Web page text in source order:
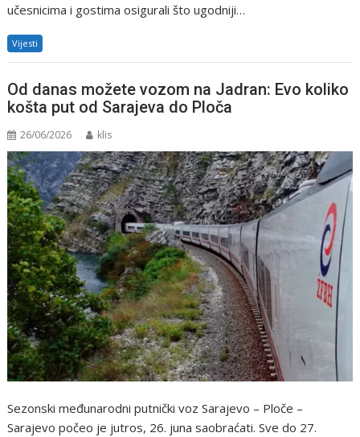
učesnicima i gostima osigurali što ugodniji…
Vijesti
Od danas možete vozom na Jadran: Evo koliko
košta put od Sarajeva do Ploča
26/06/2026 klis
Sezonski međunarodni putnički voz Sarajevo – Ploče –
Sarajevo počeo je jutros, 26. juna saobraćati. Sve do 27.